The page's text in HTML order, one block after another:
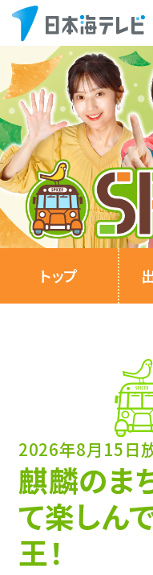
トップ
2026年8月15日
麒麟のま
て楽しん
王！